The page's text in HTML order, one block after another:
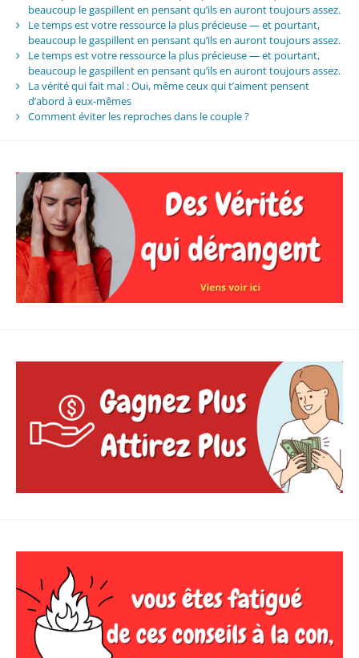
beaucoup le gaspillent en pensant qu’ils en auront toujours assez.
Le temps est votre ressource la plus précieuse — et pourtant,
beaucoup le gaspillent en pensant qu’ils en auront toujours assez.
Le temps est votre ressource la plus précieuse — et pourtant,
beaucoup le gaspillent en pensant qu’ils en auront toujours assez.
La vérité qui fait mal : Oui, même ceux qui t’aiment pensent
d’abord à eux-mêmes
Comment éviter les reproches dans le couple ?